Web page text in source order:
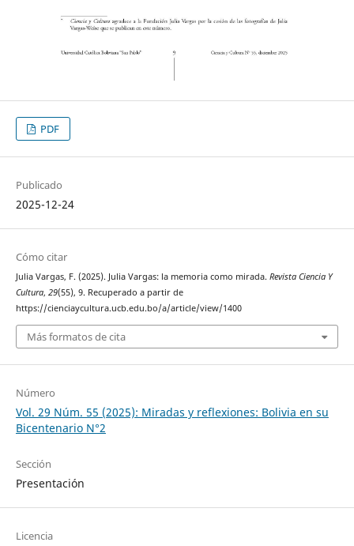
PDF
Publicado
2025-12-24
Cómo citar
Julia Vargas, F. (2025). Julia Vargas: la memoria como mirada. Revista Ciencia Y
Cultura, 29(55), 9. Recuperado a partir de
https://cienciaycultura.ucb.edu.bo/a/article/view/1400
Más formatos de cita
Número
Vol. 29 Núm. 55 (2025): Miradas y reflexiones: Bolivia en su
Bicentenario N°2
Sección
Presentación
Licencia